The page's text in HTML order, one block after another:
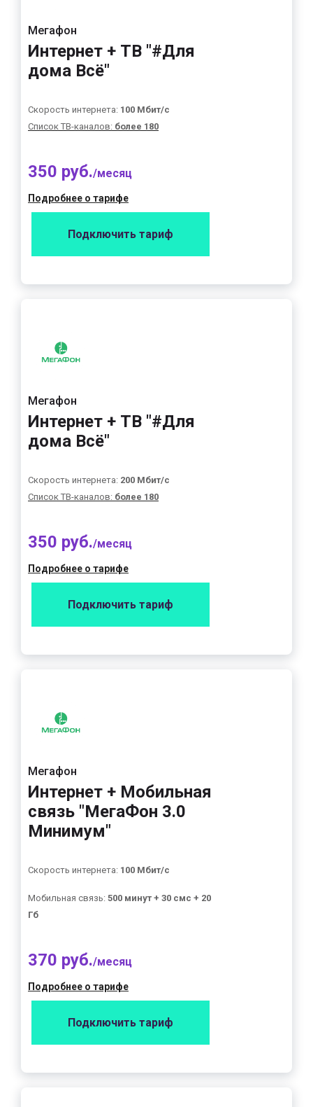
Мегафон
Интернет + ТВ "#Для
дома Всё"
Скорость интернета: 100 Мбит/с
Список ТВ-каналов: более 180
350 руб./месяц
Подробнее о тарифе
Подключить тариф
Мегафон
Интернет + ТВ "#Для
дома Всё"
Скорость интернета: 200 Мбит/с
Список ТВ-каналов: более 180
350 руб./месяц
Подробнее о тарифе
Подключить тариф
Мегафон
Интернет + Мобильная
связь "МегаФон 3.0
Минимум"
Скорость интернета: 100 Мбит/с
Мобильная связь: 500 минут + 30 смс + 20
Гб
370 руб./месяц
Подробнее о тарифе
Подключить тариф